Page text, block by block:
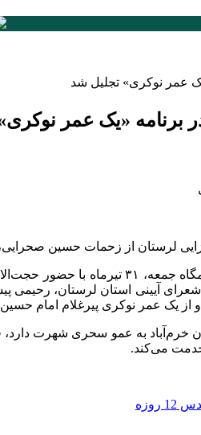
عمر نوکری» تجلیل شد
برنامه «یک عمر
لرستان از زحمات حسین
طرح یک عمر نوکری بنیاد دعبل
آیینی استان لرستان،